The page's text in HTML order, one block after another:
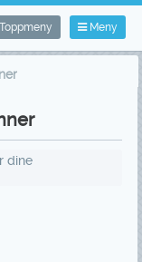
Meny
Toppmeny
dine